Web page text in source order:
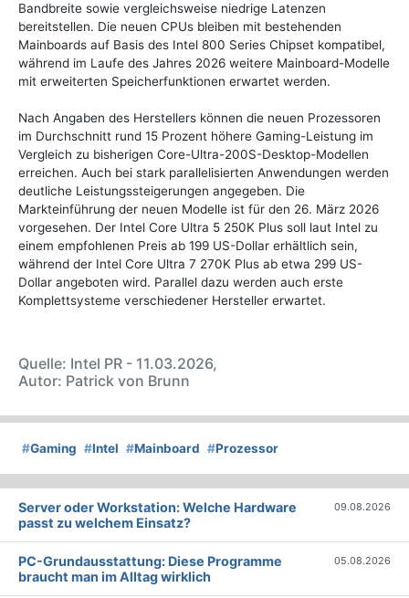
Bandbreite sowie vergleichsweise niedrige Latenzen
bereitstellen. Die neuen CPUs bleiben mit bestehenden
Mainboards auf Basis des Intel 800 Series Chipset kompatibel,
während im Laufe des Jahres 2026 weitere Mainboard-Modelle
mit erweiterten Speicherfunktionen erwartet werden.
Nach Angaben des Herstellers können die neuen Prozessoren
im Durchschnitt rund 15 Prozent höhere Gaming-Leistung im
Vergleich zu bisherigen Core-Ultra-200S-Desktop-Modellen
erreichen. Auch bei stark parallelisierten Anwendungen werden
deutliche Leistungssteigerungen angegeben. Die
Markteinführung der neuen Modelle ist für den 26. März 2026
vorgesehen. Der Intel Core Ultra 5 250K Plus soll laut Intel zu
einem empfohlenen Preis ab 199 US-Dollar erhältlich sein,
während der Intel Core Ultra 7 270K Plus ab etwa 299 US-
Dollar angeboten wird. Parallel dazu werden auch erste
Komplettsysteme verschiedener Hersteller erwartet.
Quelle: Intel PR - 11.03.2026,
Autor: Patrick von Brunn
#Gaming #Intel #Mainboard #Prozessor
Server oder Workstation: Welche Hardware
passt zu welchem Einsatz?
09.08.2026
PC-Grundausstattung: Diese Programme
braucht man im Alltag wirklich
05.08.2026